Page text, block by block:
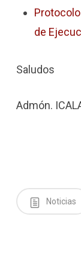
de
Saludos
Admón.
Noticias